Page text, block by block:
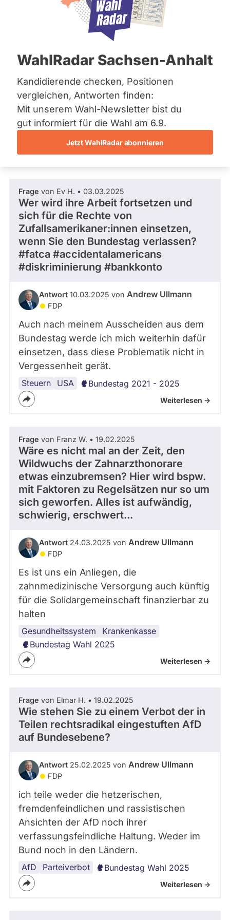
Bremen
Hamburg
Mecklenburg-Vorpommern
Nordrhein-Westfalen
Saarland
Sachsen
Sachsen-Anhalt
Schleswig-Holstein
Thüringen
WahlRadar Sachsen-Anhalt
Kandidierende checken, Positionen
vergleichen, Antworten finden:
Mit unserem Wahl-Newsletter bist du
gut informiert für die Wahl am 6.9.
Jetzt WahlRadar abonnieren
w
l
l
a
n
FDP
Dieser Politiker hat kein aktuelles und kein
zukünftiges Mandat und keine
Direktandidatur auf Landes-, Bundes- oder
Wahlliste werden bei uns nicht erfasst.
Die Fragefunktion ist für diese Person
derzeit nicht aktiv.
Politiker:innen
aktiven
oder
Mandaten
können
über
abgeordnetenwatch
befragt
werden.
Fragen und Antworten
Frage von Ev H. • 03.03.2025
Wer wird ihre Arbeit fortsetzen und
sich für die Rechte von
Zufallsamerikaner:innen einsetzen,
wenn Sie den Bundestag verlassen?
#fatca #accidentalamericans
#diskriminierung #bankkonto
Antwort 10.03.2025 von Andrew Ullmann
FDP
Auch nach meinem Ausscheiden aus dem
Bundestag werde ich mich weiterhin dafür
einsetzen, dass diese Problematik nicht in
Vergessenheit gerät.
Steuern USA Bundestag 2021 - 2025
Weiterlesen ->
Frage von Franz W. • 19.02.2025
Wäre es nicht mal an der Zeit, den
Wildwuchs der Zahnarzthonorare
etwas einzubremsen? Hier wird bspw.
mit Faktoren zu Regelsätzen nur so um
sich geworfen. Alles ist aufwändig,
schwierig, erschwert...
Antwort 24.03.2025 von Andrew Ullmann
FDP
Es ist uns ein Anliegen, die
zahnmedizinische Versorgung auch künftig
für die Solidargemeinschaft finanzierbar zu
halten
Gesundheitssystem Krankenkasse
Medizinische
Versorgung
Bundestag Wahl 2025
Weiterlesen ->
Frage von Elmar H. • 19.02.2025
Wie stehen Sie zu einem Verbot der in
Teilen rechtsradikal eingestuften AfD
auf Bundesebene?
Antwort 25.02.2025 von Andrew Ullmann
FDP
ich teile weder die hetzerischen,
fremdenfeindlichen und rassistischen
Ansichten der AfD noch ihrer
verfassungsfeindliche Haltung. Weder im
Bund noch in den Ländern.
AfD Parteiverbot Bundestag Wahl 2025
Weiterlesen ->